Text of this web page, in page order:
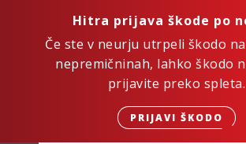
Hitra prijava škode po
Če ste v neurju utrpeli škodo
nepremičninah, lahko škodo
prijavite preko spleta.
PRIJAVI ŠKODO